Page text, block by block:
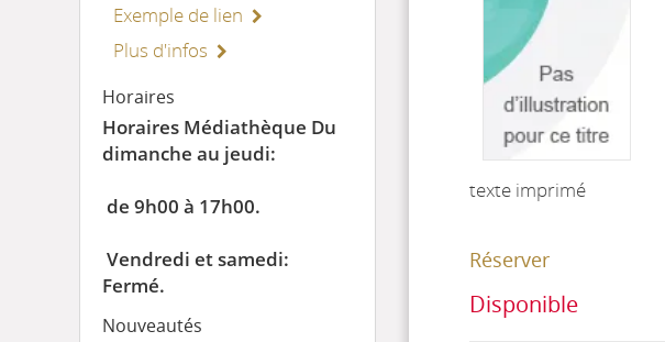
texte imprimé
Réserver
Disponible
Exemple de lien
Plus d'infos
Horaires
Horaires Médiathèque Du
dimanche au jeudi:
de 9h00 à 17h00.
Vendredi et samedi:
Fermé.
Nouveautés